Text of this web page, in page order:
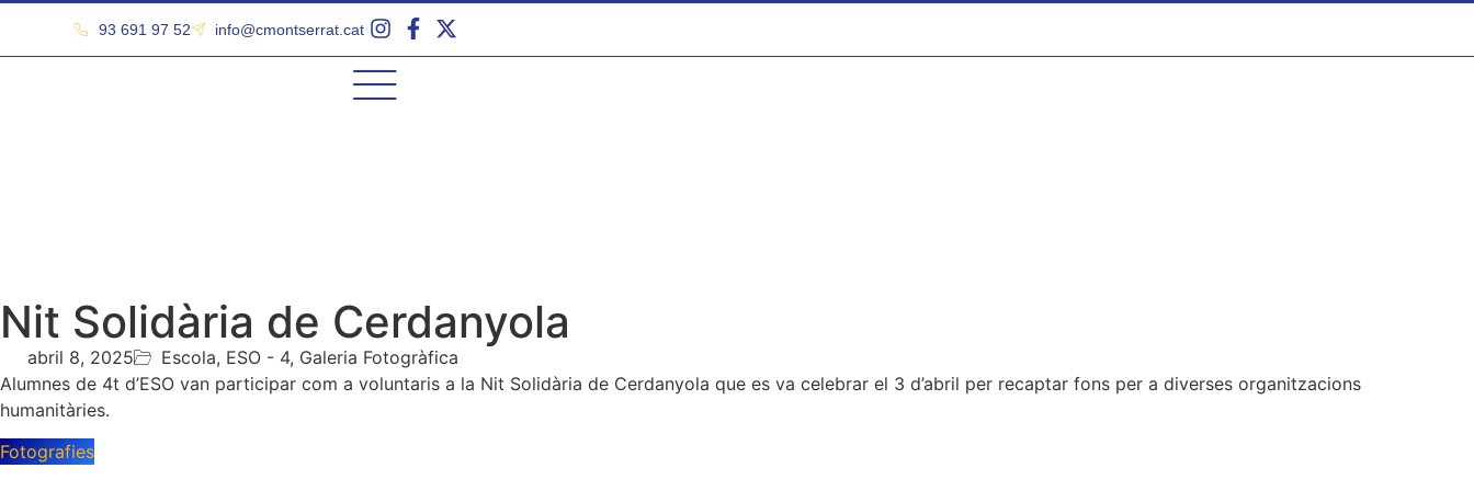
93 691 97 52 info@cmontserrat.cat
Nit Solidària de Cerdanyola
abril 8, 2025 Escola, ESO - 4, Galeria Fotogràfica
Alumnes de 4t d’ESO van participar com a voluntaris a la Nit Solidària de Cerdanyola que es va celebrar el 3 d’abril per recaptar fons per a diverses organitzacions
humanitàries.
Fotografies